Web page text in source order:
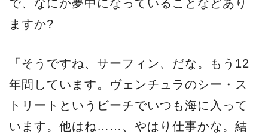
で、なにか夢中になっていることなどあり
ますか?
「そうですね、サーフィン、だな。もう12
年間しています。ヴェンチュラのシー・ス
トリートというビーチでいつも海に入って
います。他はね……、やはり仕事かな。結